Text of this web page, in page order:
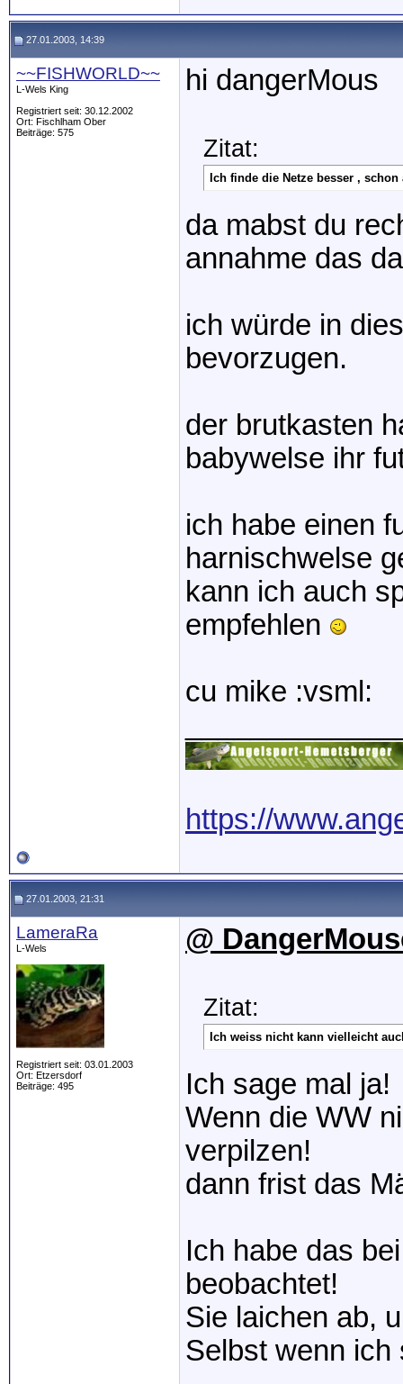
27.01.2003, 14:39
~~FISHWORLD~~
L-Wels King
Registriert seit: 30.12.2002
Ort: Fischlham Ober
Beiträge: 575
hi dangerMous
Zitat:
Ich finde die Netze besser ,
da mabst du
annahme das
ich würde in
bevorzugen.
der brutkasten
babywelse ihr
ich habe einen
harnischwelse
kann ich auch
empfehlen
cu mike :vsml:
https://
27.01.2003, 21:31
LameraRa
L-Wels
Registriert seit: 03.01.2003
Ort: Etzersdorf
Beiträge: 495
@
Zitat:
Ich weiss nicht kann vielleicht
Ich sage mal ja!
Wenn die WW
verpilzen!
dann frist das
Ich habe das
beobachtet!
Sie laichen ab,
Selbst wenn ich